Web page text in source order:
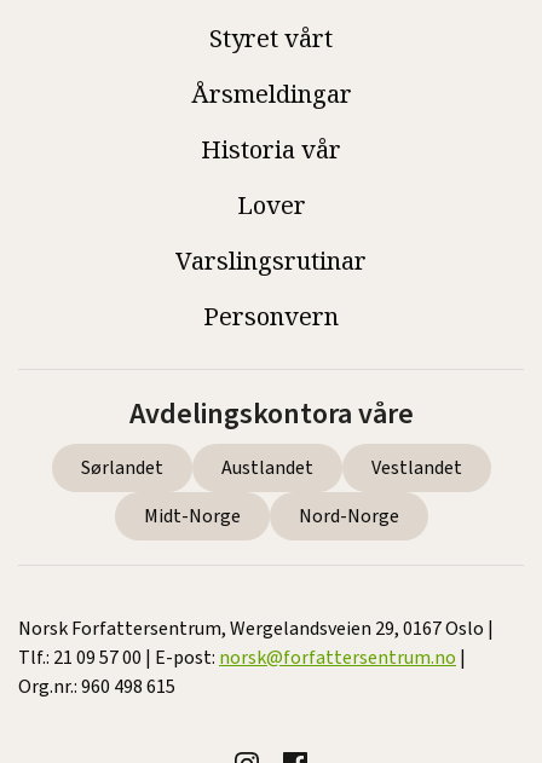
Styret vårt
Årsmeldingar
Historia vår
Lover
Varslingsrutinar
Personvern
Avdelingskontora våre
Sørlandet Austlandet
Vestlandet
Midt-Norge
Nord-Norge
Norsk Forfattersentrum, Wergelandsveien 29, 0167 Oslo |
Tlf.: 21 09 57 00 | E-post: norsk@forfattersentrum.no |
Org.nr.: 960 498 615